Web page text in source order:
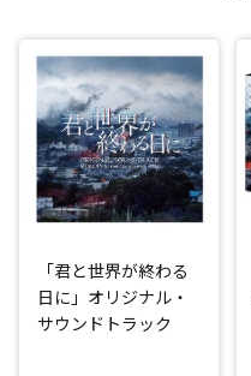
「君と世界が終わる
日に」オリジナル・
サウンドトラック